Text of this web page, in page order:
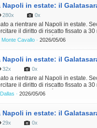
Napoli in estate: il
280x 0x
a rientrare al Napoli in estate.
il diritto di riscatto fissato a
turco, sempre più vicino al titolo
Monte Cavallo · 2026/05/06
Napoli in estate: il
32x 0x
a rientrare al Napoli in estate.
il diritto di riscatto fissato a
turco, sempre più vicino al titolo
Dallas · 2026/05/06
Napoli in estate: il
29x 0x